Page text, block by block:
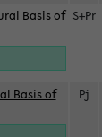
Basis of S+Pr
Basis of
Pj